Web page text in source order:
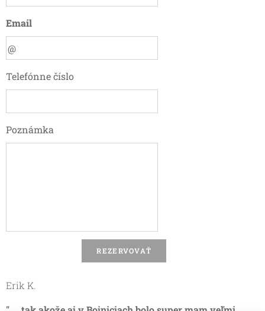
Email
Telefónne číslo
Poznámka
REZERVOVAŤ
Erik K.